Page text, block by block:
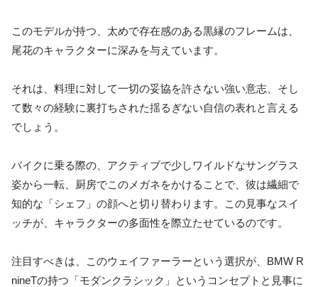
このモデルが持つ、太めで存在感のある黒縁のフレームは、
尾花のキャラクターに深みを与えています。
それは、料理に対して一切の妥協を許さない強い意志、そし
て数々の経験に裏打ちされた揺るぎない自信の表れと言える
でしょう。
バイクに乗る際の、アクティブで少しワイルドなサングラス
姿から一転、厨房でこのメガネをかけることで、彼は繊細で
知的な「シェフ」の顔へと切り替わります。この見事なスイ
ッチが、キャラクターの多面性を際立たせているのです。
注目すべきは、このウェイファーラーという選択が、BMW R
nineTの持つ「モダンクラシック」というコンセプトと見事に